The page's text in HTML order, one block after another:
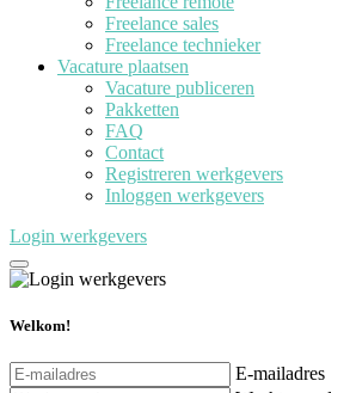
Freelance sales
Freelance technieker
Vacature plaatsen
Vacature publiceren
Pakketten
FAQ
Contact
Registreren werkgevers
Inloggen werkgevers
Login werkgevers
Welkom!
E-mailadres